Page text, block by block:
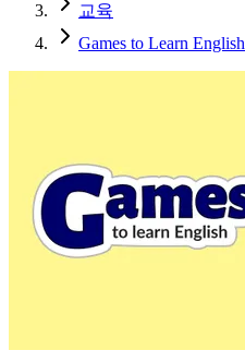
교육
Games to Learn English